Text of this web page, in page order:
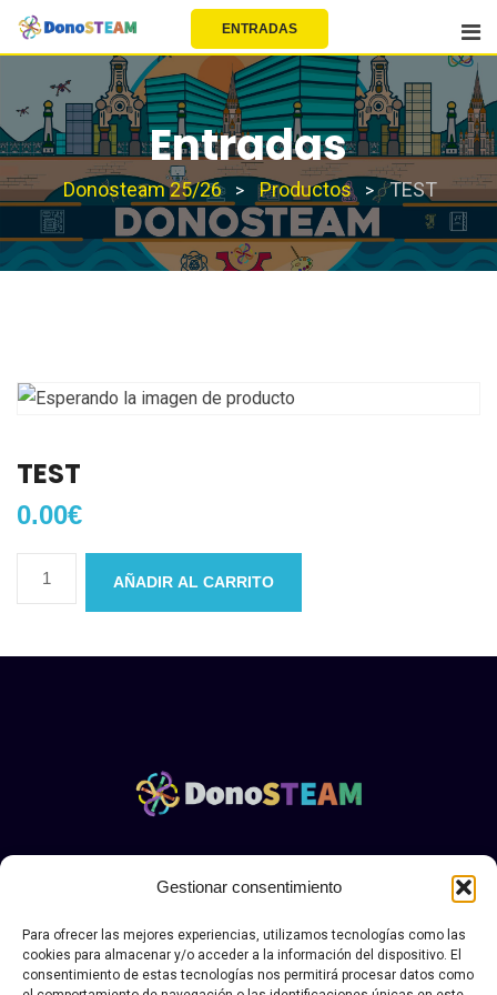
Gestionar consentimiento
Para ofrecer las mejores experiencias, utilizamos tecnologías como las
cookies para almacenar y/o acceder a la información del dispositivo. El
consentimiento de estas tecnologías nos permitirá procesar datos como
ENTRADAS
Entradas
Donosteam 25/26 > Productos > TEST
TEST
0.00€
AÑADIR AL CARRITO
Aviso legal y politica de privacidad Donosteam
Política
© Copyright DONOSTEAN 2026. Todos los derechos
reservados.